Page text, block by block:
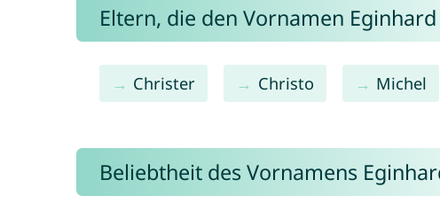
Eltern, die den Vornamen
Christer Christo Michel
Beliebtheit des Vornamens